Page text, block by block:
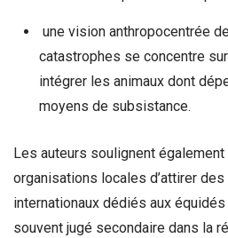
une vision anthropocentrée
catastrophes se concentre
intégrer les animaux dont
moyens de subsistance.
Les auteurs soulignent
organisations locales d’attirer
internationaux dédiés aux
souvent jugé secondaire dans la